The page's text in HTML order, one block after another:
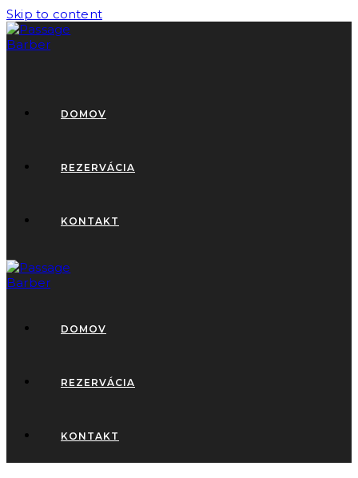
Skip to content
DOMOV
REZERVÁCIA
KONTAKT
DOMOV
REZERVÁCIA
KONTAKT